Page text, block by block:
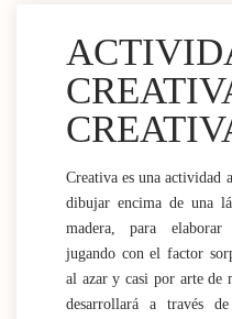
Creativa es una actividad
dibujar encima de una
madera, para elaborar
jugando con el factor
al azar y casi por arte de
desarrollará a través